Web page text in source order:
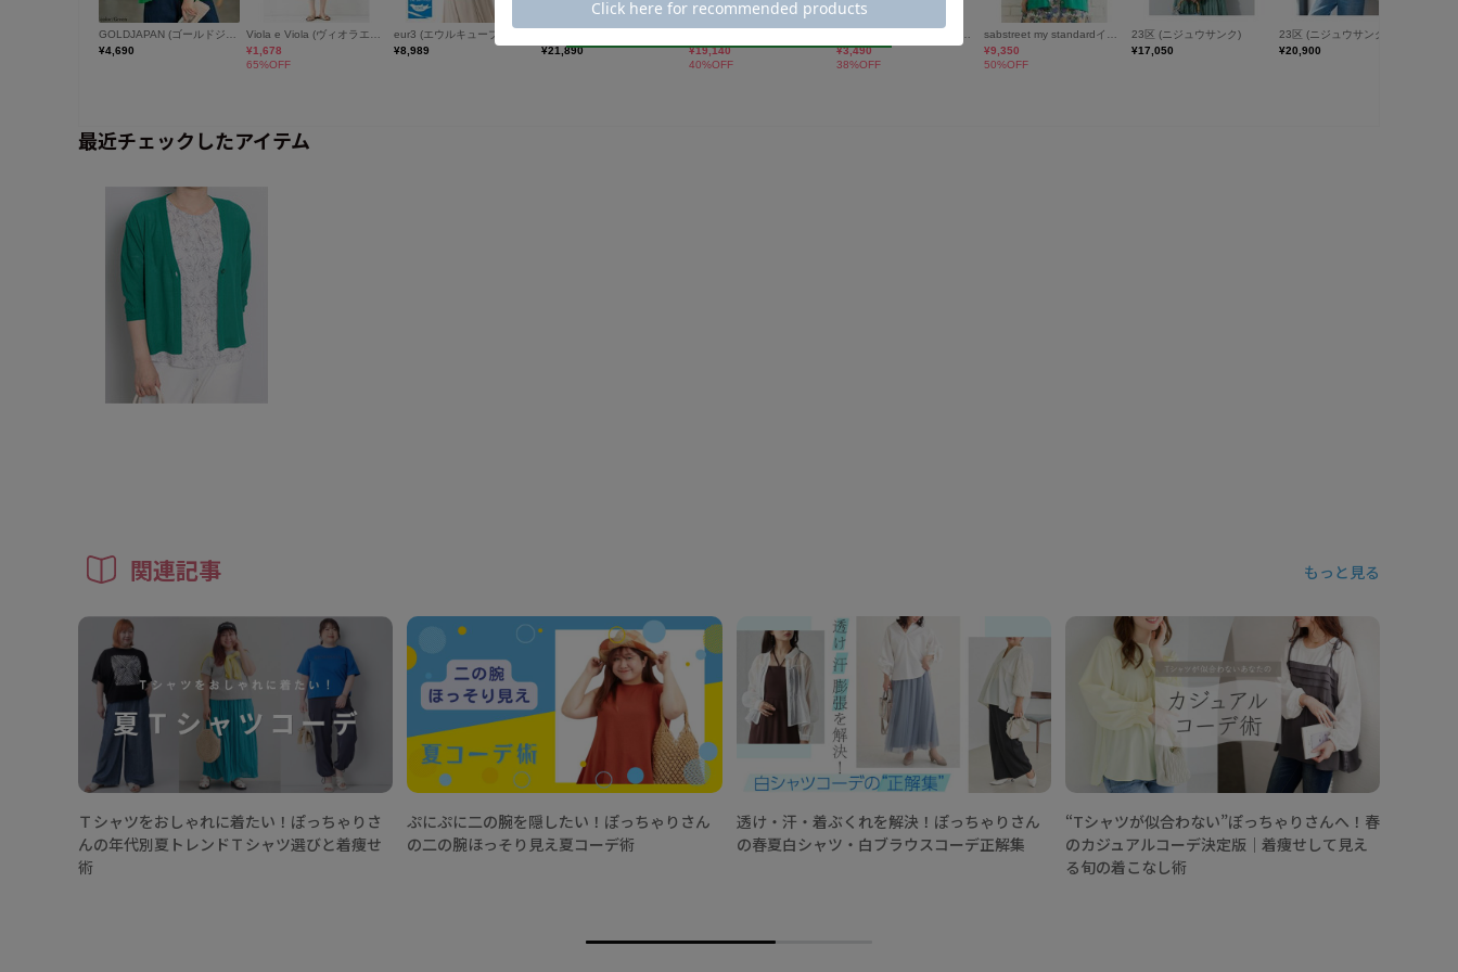
最近チェックしたアイテム
関連記事 もっと見る
Ｔシャツをおしゃれに着たい！ぽっちゃりさ
んの年代別夏トレンドＴシャツ選びと着痩せ
術
ぷにぷに二の腕を隠したい！ぽっちゃりさん
の二の腕ほっそり見え夏コーデ術
透け・汗・着ぶくれを解決！ぽっちゃりさん
の春夏白シャツ・白ブラウスコーデ正解集
“Tシャツが似合わない”ぽっちゃりさんへ！春
のカジュアルコーデ決定版│着痩せして見え
る旬の着こなし術